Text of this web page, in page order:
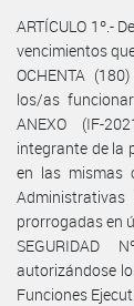
ARTÍCULO 1º.-
vencimientos
OCHENTA
los/as
ANEXO (IF-
integrante de la
en las mismas
prorrogadas en
autorizándose
Funciones